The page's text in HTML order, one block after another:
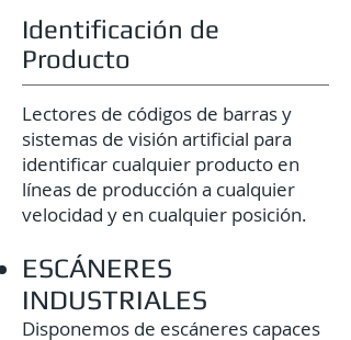
Identificación de
Producto
Lectores de códigos de barras y
sistemas de visión artificial para
identificar cualquier producto en
líneas de producción a cualquier
velocidad y en cualquier posición.
ESCÁNERES
INDUSTRIALES
Disponemos de escáneres capaces